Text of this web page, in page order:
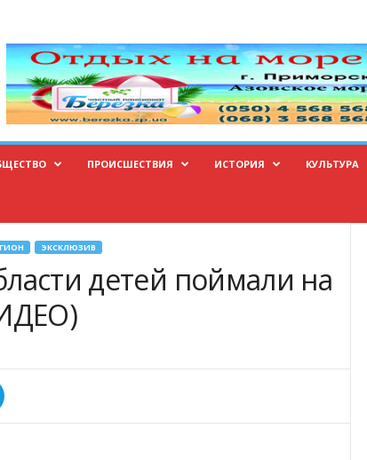
ПРОИСШЕСТВИЯ ИСТОРИЯ КУЛЬТУРА
ЭКСКЛЮЗИВ
детей поймали на